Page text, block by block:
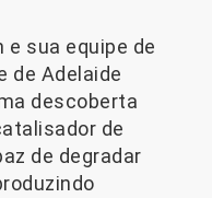
e sua equipe de
de Adelaide
descoberta
de
de degradar